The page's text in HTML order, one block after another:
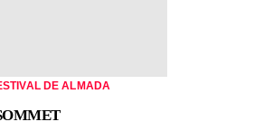
DE ALMADA